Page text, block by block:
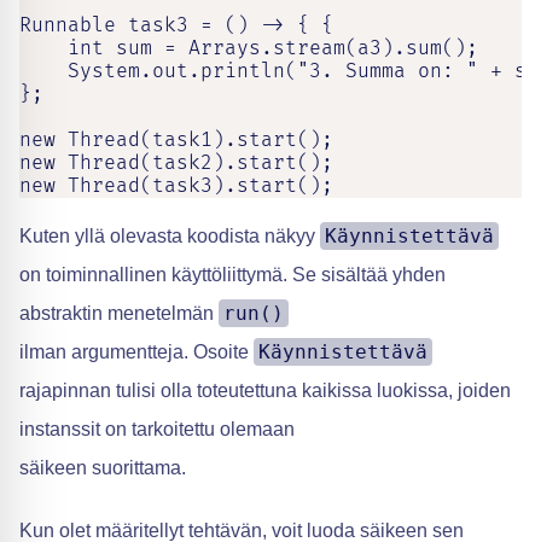
Runnable task3 = () -> { {
    int sum = Arrays.stream(a3).sum();
System.out.println("3. Summa on: " +
};
new Thread(task1).start();
new Thread(task2).start();
new Thread(task3).start();
Kuten yllä olevasta koodista näkyy Käynnistettävä
on toiminnallinen käyttöliittymä. Se sisältää yhden
abstraktin menetelmän
run()
ilman argumentteja. Osoite Käynnistettävä
rajapinnan tulisi olla toteutettuna kaikissa luokissa, joiden
instanssit on tarkoitettu olemaan
säikeen suorittama.
Kun olet määritellyt tehtävän, voit luoda säikeen sen